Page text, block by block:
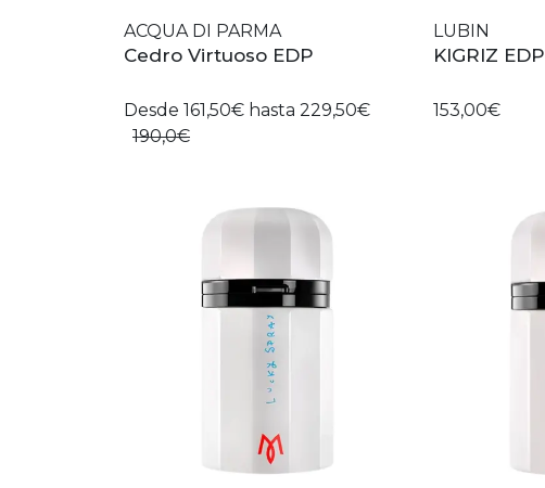
ACQUA DI PARMA
Cedro Virtuoso EDP
Desde 161,50€ hasta 229,50€
190,0€
LUBIN
KIGRIZ EDP
153,00€